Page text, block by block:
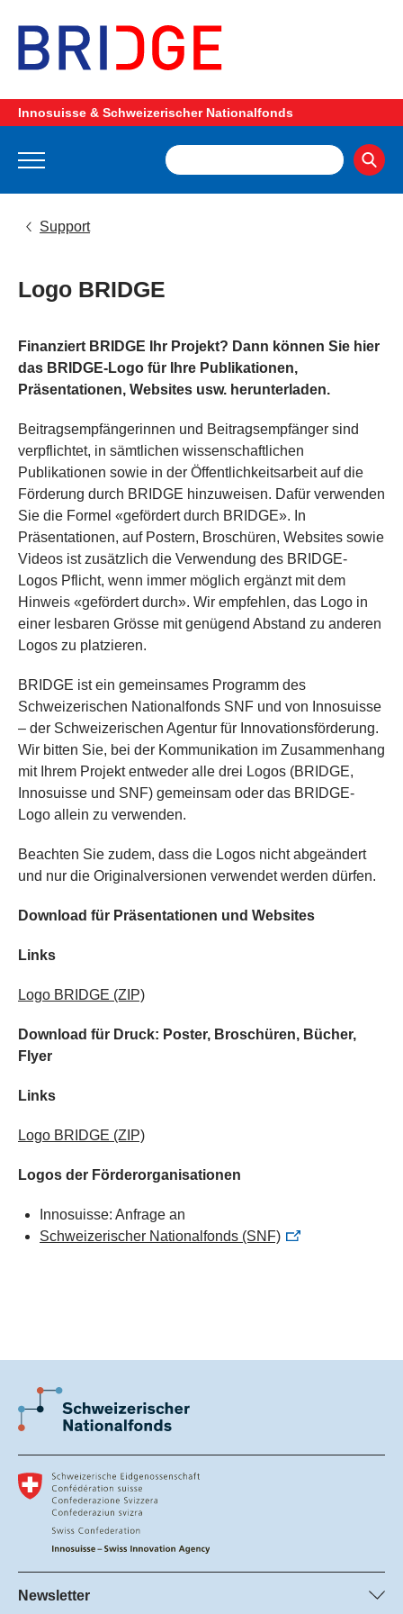
Innosuisse & Schweizerischer Nationalfonds
Support
Logo BRIDGE
Finanziert BRIDGE Ihr Projekt? Dann können Sie hier
das BRIDGE-Logo für Ihre Publikationen,
Präsentationen, Websites usw. herunterladen.
Beitragsempfängerinnen und Beitragsempfänger sind
verpflichtet, in sämtlichen wissenschaftlichen
Publikationen sowie in der Öffentlichkeitsarbeit auf die
Förderung durch BRIDGE hinzuweisen. Dafür verwenden
Sie die Formel «gefördert durch BRIDGE». In
Präsentationen, auf Postern, Broschüren, Websites sowie
Videos ist zusätzlich die Verwendung des BRIDGE-
Logos Pflicht, wenn immer möglich ergänzt mit dem
Hinweis «gefördert durch». Wir empfehlen, das Logo in
einer lesbaren Grösse mit genügend Abstand zu anderen
Logos zu platzieren.
BRIDGE ist ein gemeinsames Programm des
Schweizerischen Nationalfonds SNF und von Innosuisse
– der Schweizerischen Agentur für Innovationsförderung.
Wir bitten Sie, bei der Kommunikation im Zusammenhang
mit Ihrem Projekt entweder alle drei Logos (BRIDGE,
Innosuisse und SNF) gemeinsam oder das BRIDGE-
Logo allein zu verwenden.
Beachten Sie zudem, dass die Logos nicht abgeändert
und nur die Originalversionen verwendet werden dürfen.
Download für Präsentationen und Websites
Links
Logo BRIDGE (ZIP)
Download für Druck: Poster, Broschüren, Bücher,
Flyer
Links
Logo BRIDGE (ZIP)
Logos der Förderorganisationen
Innosuisse: Anfrage an
Schweizerischer Nationalfonds (SNF)
Newsletter